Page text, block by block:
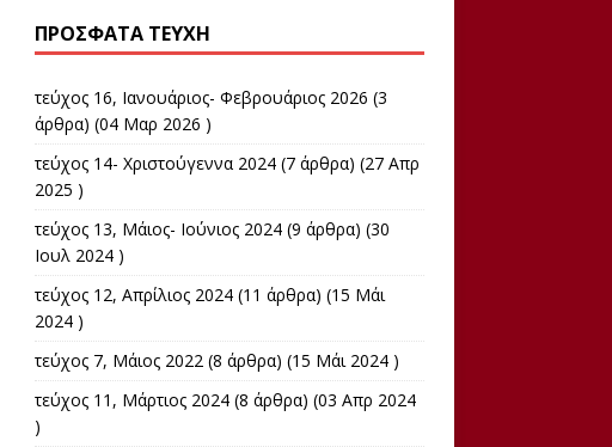
ΠΡΌΣΦΑΤΑ ΤΕΎΧΗ
τεύχος 16, Ιανουάριος- Φεβρουάριος 2026 (3
άρθρα) (04 Μαρ 2026 )
τεύχος 14- Χριστούγεννα 2024(7 άρθρα) (27 Απρ
2025 )
τεύχος 13, Μάιος- Ιούνιος 2024(9 άρθρα) (30
Ιουλ 2024 )
τεύχος 12, Απρίλιος 2024(11 άρθρα) (15 Μάι
2024 )
τεύχος 7, Μάιος 2022(8 άρθρα) (15 Μάι 2024 )
τεύχος 11, Μάρτιος 2024(8 άρθρα) (03 Απρ 2024
)